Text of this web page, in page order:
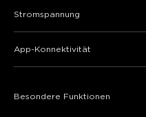
Stromspannung
App-Konnektivität
Besondere Funktionen